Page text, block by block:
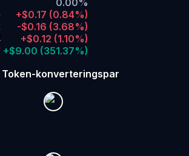
+$0.17 (0.84%)
-$0.16 (3.68%)
+$0.12 (1.10%)
+$9.00 (351.37%)
konverteringspar